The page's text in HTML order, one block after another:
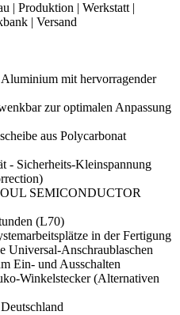
| Produktion | Werkstatt |
| Versand
Aluminium mit hervorragender
zur optimalen Anpassung
aus Polycarbonat
- Sicherheits-Kleinspannung
SEMICONDUCTOR
(L70)
in der Fertigung
Universal-Anschraublaschen
Ein- und Ausschalten
Winkelstecker (Alternativen